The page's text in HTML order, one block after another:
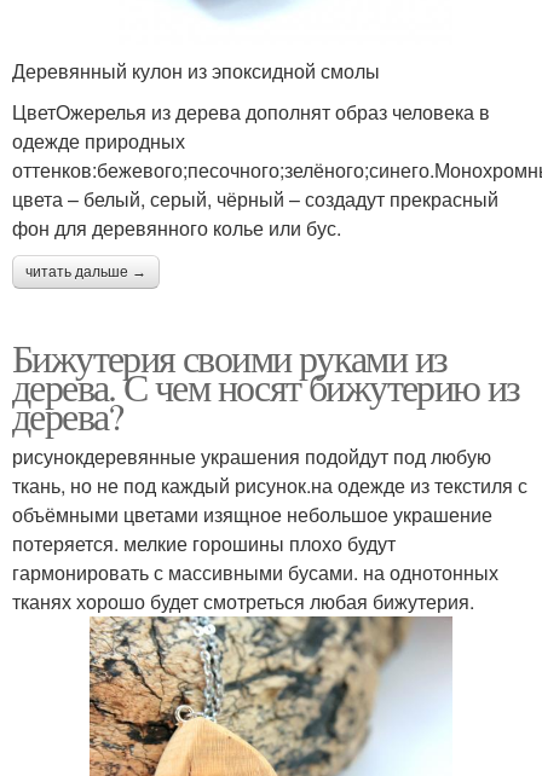
Деревянный кулон из эпоксидной смолы
ЦветОжерелья из дерева дополнят образ человека в
одежде природных
цвета – белый, серый, чёрный – создадут прекрасный
фон для деревянного колье или бус.
читать дальше →
Бижутерия своими руками из
дерева. С чем носят бижутерию из
дерева?
рисунокдеревянные украшения подойдут под любую
ткань, но не под каждый рисунок.на одежде из текстиля с
объёмными цветами изящное небольшое украшение
потеряется. мелкие горошины плохо будут
гармонировать с массивными бусами. на однотонных
тканях хорошо будет смотреться любая бижутерия.